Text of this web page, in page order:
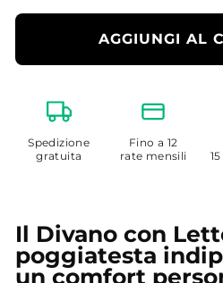
AGGIUNGI AL
Spedizione
gratuita
Fino a 12
rate mensili
Il Divano con
poggiatesta
un comfort